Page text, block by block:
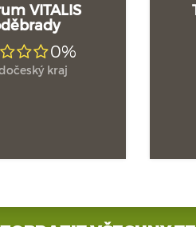
VITALIS
0%
kraj